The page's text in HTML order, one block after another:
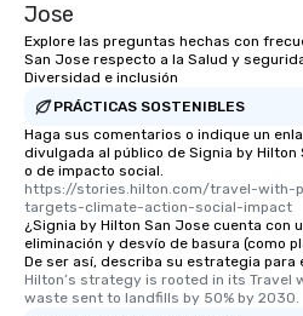
Jose
Explore las preguntas hechas con
San Jose respecto a la Salud y
Diversidad e inclusión
PRÁCTICAS SOSTENIBLES
Haga sus comentarios o indique un
divulgada al público de Signia by
o de impacto social.
https://stories.hilton.com/travel-with-
targets-climate-action-social-impact
¿Signia by Hilton San Jose cuenta con
eliminación y desvío de basura (como
De ser así, describa su estrategia para
Hilton’s strategy is rooted in its Travel
waste sent to landfills by 50% by 2030.